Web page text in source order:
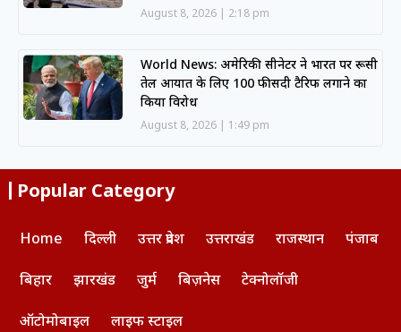
August 8, 2026 2:18 pm
World News: अमेरिकी सीनेटर ने भारत पर रूसी
तेल आयात के लिए 100 फीसदी टैरिफ लगाने का
किया विरोध
August 8, 2026 1:49 pm
Popular Category
Home दिल्ली उत्तर प्रदेश उत्तराखंड राजस्थान पंजाब
बिहार झारखंड जुर्म बिज़नेस टेक्नोलॉजी
ऑटोमोबाइल लाइफ स्टाइल